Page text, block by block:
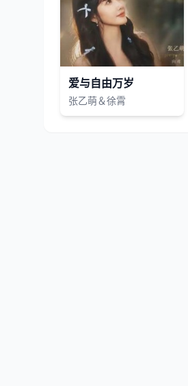
爱与自由万岁
张乙萌＆徐霄